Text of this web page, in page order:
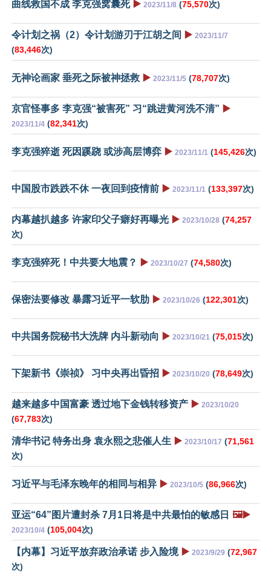
曲线救国不成 李克强窝囊死 ▶️ 2023/11/8 (75,570次)
令计划之祸（2）令计划游刃于江胡之间 ▶️ 2023/11/7
(83,446次)
无神论画家 垂死之际被神拯救 ▶️ 2023/11/5 (78,707次)
京官怪事多 李克强“被害死” 习“跳进黄河洗不清” ▶️
2023/11/4 (82,341次)
李克强猝逝 死因蹊跷 或涉高层博弈 ▶️ 2023/11/1 (145,426次)
中国股市跌跌不休 一夜回到疫情前 ▶️ 2023/11/1 (133,397次)
内幕越扒越多 许家印父子癖好再曝光 ▶️ 2023/10/28 (74,257
次)
李克强猝死！中共要大地震？ ▶️ 2023/10/27 (74,580次)
保密法要修改 暴露习近平一软肋 ▶️ 2023/10/26 (122,301次)
中共国务院秘书大洗牌 内斗新动向 ▶️ 2023/10/21 (75,015次)
下架新书《崇祯》 习中央再出昏招 ▶️ 2023/10/20 (78,649次)
越来越多中国富豪 透过地下金钱转移资产 ▶️ 2023/10/20
(67,783次)
清华书记 特务出身 袁永熙之悲催人生 ▶️ 2023/10/17 (71,561
次)
习近平与毛泽东晚年的相同与相异 ▶️ 2023/10/5 (86,966次)
亚运“64”图片遭封杀 7月1日将是中共最怕的敏感日 🖼️▶️
2023/10/4 (105,004次)
【内幕】习近平放弃政治承诺 步入险境 ▶️ 2023/9/29 (72,967
次)